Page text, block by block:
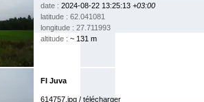
date : 2024-08-22 13:25:13 +03:00
latitude : 62.041081
longitude : 27.711993
altitude : ~ 131 m
FI Juva
614757.jpg / télécharger